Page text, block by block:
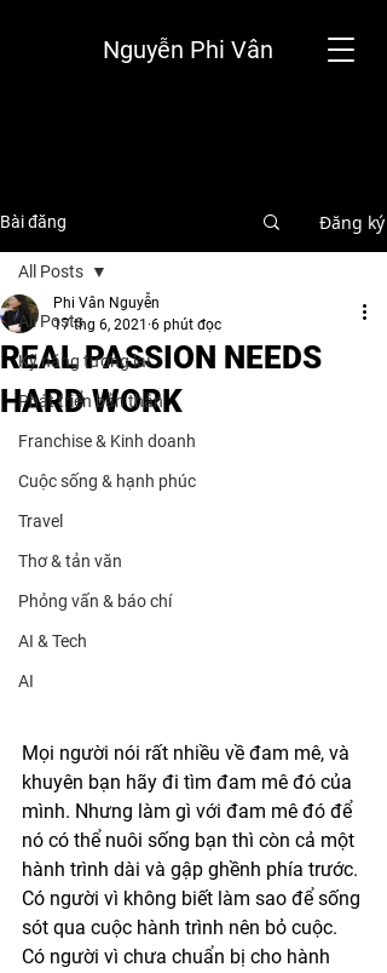
Nguyễn Phi Vân
Bài đăng Đăng ký
All Posts
Kỹ năng tương lai
Phát triển bản thân
Franchise & Kinh doanh
Cuộc sống & hạnh phúc
Travel
Thơ & tản văn
Phỏng vấn & báo chí
AI & Tech
AI
All Posts
REAL PASSION NEEDS
HARD WORK
Phi Vân Nguyễn
17 thg 6, 2021 6 phút đọc
Mọi người nói rất nhiều về đam mê, và
khuyên bạn hãy đi tìm đam mê đó của
mình. Nhưng làm gì với đam mê đó để
nó có thể nuôi sống bạn thì còn cả một
hành trình dài và gập ghềnh phía trước.
Có người vì không biết làm sao để sống
sót qua cuộc hành trình nên bỏ cuộc.
Có người vì chưa chuẩn bị cho hành